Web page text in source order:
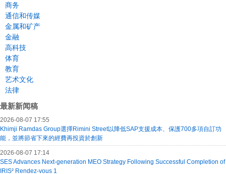
商务
通信和传媒
金属和矿产
金融
高科技
体育
教育
艺术文化
法律
最新新闻稿
2026-08-07 17:55
Khimji Ramdas Group選擇Rimini Street以降低SAP支援成本、保護700多項自訂功
能，並將節省下來的經費再投資於創新
2026-08-07 17:14
SES Advances Next-generation MEO Strategy Following Successful Completion of
IRIS² Rendez-vous 1